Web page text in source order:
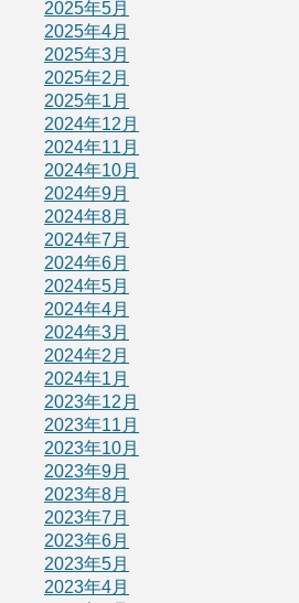
2025年5月
2025年4月
2025年3月
2025年2月
2025年1月
2024年12月
2024年11月
2024年10月
2024年9月
2024年8月
2024年7月
2024年6月
2024年5月
2024年4月
2024年3月
2024年2月
2024年1月
2023年12月
2023年11月
2023年10月
2023年9月
2023年8月
2023年7月
2023年6月
2023年5月
2023年4月